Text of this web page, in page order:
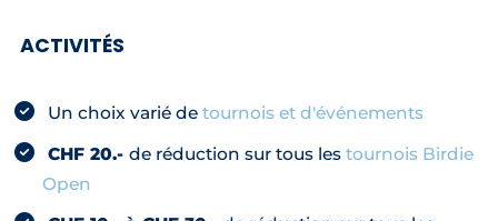
ACTIVITÉS
Un choix varié detournois et d'événements
CHF 20.-de réduction sur tous lestournois Birdie
Open